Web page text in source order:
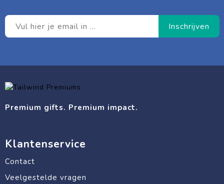
Premium gifts. Premium impact.
Klantenservice
Contact
Veelgestelde vragen